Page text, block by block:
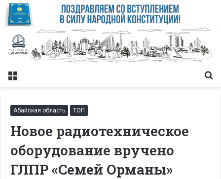
Меню
Абайская область ТОП
Новое радиотехническое
оборудование вручено
ГЛПР «Семей Орманы»